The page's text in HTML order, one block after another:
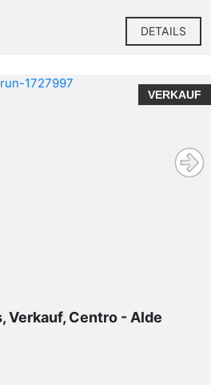
DETAILS
VERKAUF
Verkauf, Centro - Alde